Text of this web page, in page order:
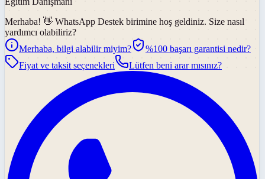
Merhaba! 👋 WhatsApp Destek birimine hoş geldiniz. Size nasıl
yardımcı olabiliriz?
Merhaba, bilgi alabilir miyim?
%100 başarı garantisi nedir?
Fiyat ve taksit seçenekleri
Lütfen beni arar mısınız?